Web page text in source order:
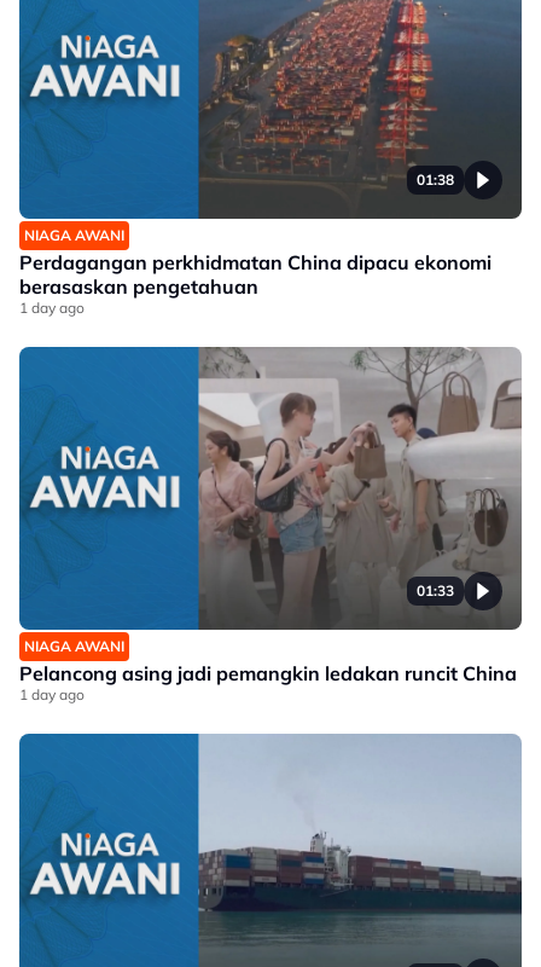
01:38
NIAGA AWANI
Perdagangan perkhidmatan China dipacu ekonomi
berasaskan pengetahuan
1 day ago
01:33
NIAGA AWANI
Pelancong asing jadi pemangkin ledakan runcit China
1 day ago